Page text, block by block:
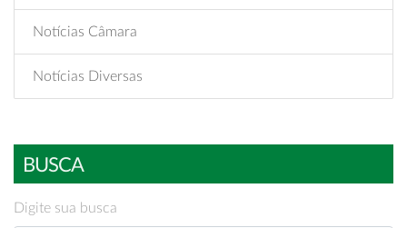
Notícias Câmara
Notícias Diversas
BUSCA
Digite sua busca